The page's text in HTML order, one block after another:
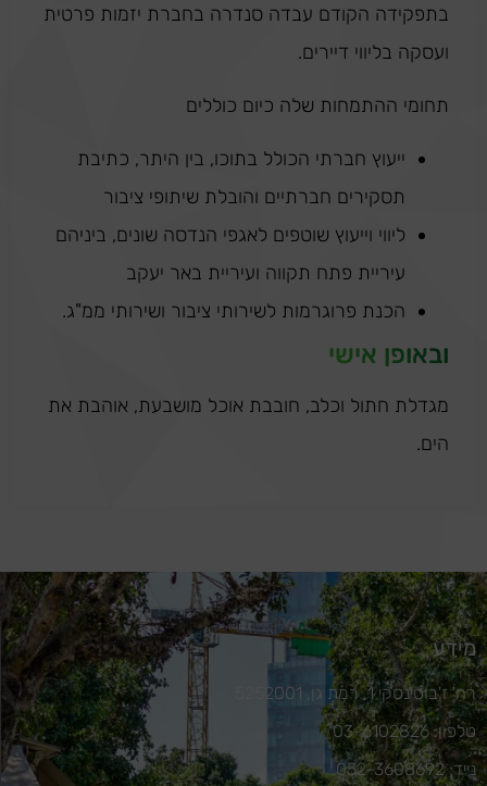
בתפקידה הקודם עבדה סנדרה בחברת יזמות פרטית
ועסקה בליווי דיירים.
תחומי ההתמחות שלה כיום כוללים
ייעוץ חברתי הכולל בתוכו, בין היתר, כתיבת
תסקירים חברתיים והובלת שיתופי ציבור
ליווי וייעוץ שוטפים לאגפי הנדסה שונים, ביניהם
עיריית פתח תקווה ועיריית באר יעקב
הכנת פרוגרמות לשירותי ציבור ושירותי ממ"ג.
ובאופן אישי
מגדלת חתול וכלב, חובבת אוכל מושבעת, אוהבת את
הים.
מידע
רח' ז'בוטינסקי 1, רמת גן, 5252001
טלפון: 03-6102826
נייד: 052-3608692